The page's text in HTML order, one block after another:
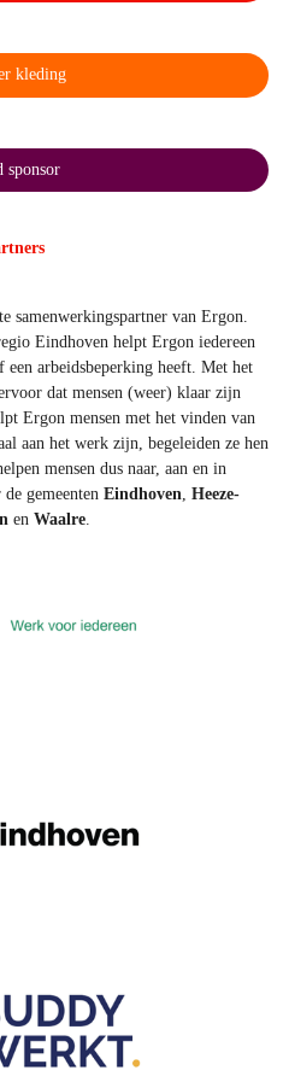
kleding
sponsor
samenwerkingspartner van Ergon.
Eindhoven helpt Ergon iedereen
arbeidsbeperking heeft. Met het
dat mensen (weer) klaar zijn
Ergon mensen met het vinden van
aan het werk zijn, begeleiden ze hen
mensen dus naar, aan en in
gemeenten Eindhoven, Heeze-
en Waalre.